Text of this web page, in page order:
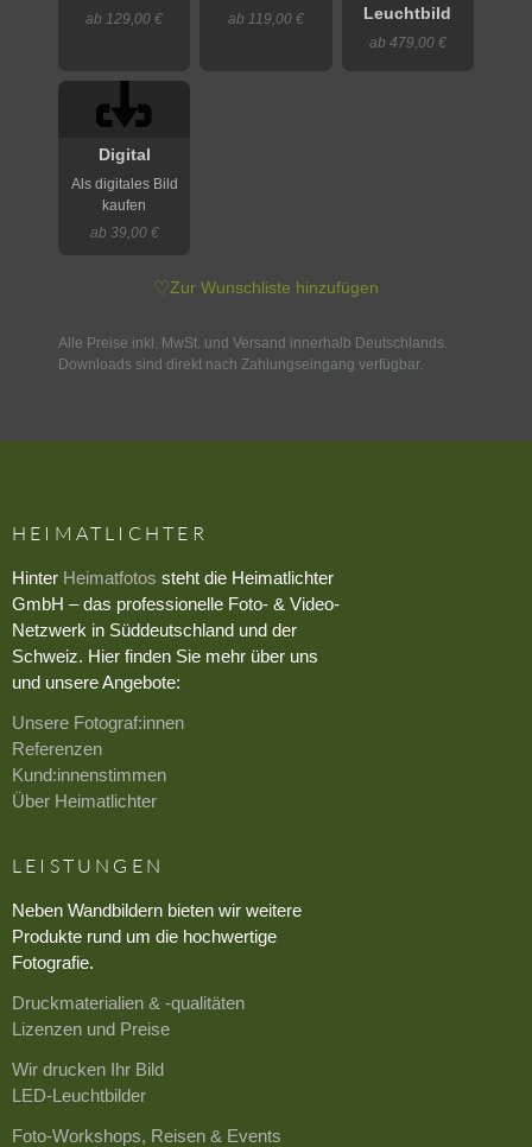
ab 129,00 € ab 119,00 €
Leuchtbild
ab 479,00 €
Digital
Als digitales Bild
kaufen
ab 39,00 €
♡Zur Wunschliste hinzufügen
Alle Preise inkl. MwSt. und Versand innerhalb Deutschlands.
Downloads sind direkt nach Zahlungseingang verfügbar.
HEIMATLICHTER
Hinter Heimatfotos steht die Heimatlichter
GmbH – das professionelle Foto- & Video-
Netzwerk in Süddeutschland und der
Schweiz. Hier finden Sie mehr über uns
und unsere Angebote:
Unsere Fotograf:innen
Referenzen
Kund:innenstimmen
Über Heimatlichter
LEISTUNGEN
Neben Wandbildern bieten wir weitere
Produkte rund um die hochwertige
Fotografie.
Druckmaterialien & -qualitäten
Lizenzen und Preise
Wir drucken Ihr Bild
LED-Leuchtbilder
Foto-Workshops, Reisen & Events